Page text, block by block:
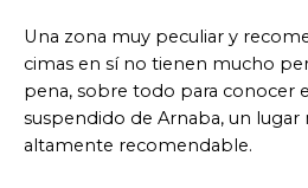
Una zona muy peculiar y
cimas en sí no tienen mucho
pena, sobre todo para conocer
suspendido de Arnaba, un lugar
altamente recomendable.